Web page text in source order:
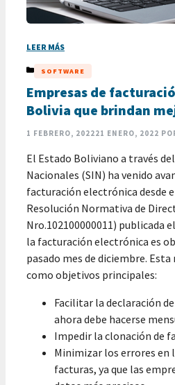
LEER MÁS
CATEGORÍAS
SOFTWARE
Empresas de
Bolivia que brindan
1 FEBRERO, 202221 ENERO, 2022
El Estado Boliviano a través
Nacionales (SIN) ha venido
facturación electrónica desde
Resolución Normativa de
Nro.102100000011) publicada
la facturación electrónica es
pasado mes de diciembre.
como objetivos principales:
Facilitar la declaración
ahora debe hacerse
Impedir la clonación de
Minimizar los errores en
facturas, ya que las